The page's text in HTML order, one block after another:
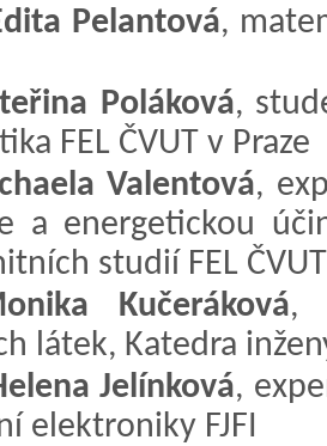
Pelantová,
Poláková,
FEL ČVUT v Praze
Valentová,
a energetickou
studií FEL
Kučeráková,
látek, Katedra
Jelínková,
elektroniky FJFI